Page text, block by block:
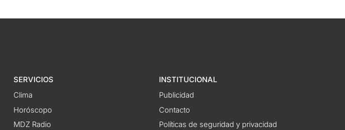
SERVICIOS
Clima
Horóscopo
MDZ Radio
INSTITUCIONAL
Publicidad
Contacto
Políticas de seguridad y privacidad